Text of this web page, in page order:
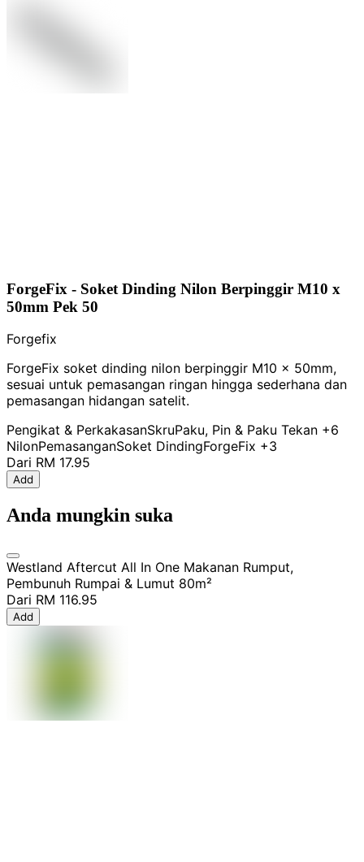
ForgeFix - Soket Dinding Nilon Berpinggir M10 x
50mm Pek 50
Forgefix
ForgeFix soket dinding nilon berpinggir M10 x 50mm,
sesuai untuk pemasangan ringan hingga sederhana dan
pemasangan hidangan satelit.
Pengikat & PerkakasanSkruPaku, Pin & Paku Tekan +6
NilonPemasanganSoket DindingForgeFix +3
Dari RM 17.95
Add
Anda mungkin suka
Westland Aftercut All In One Makanan Rumput,
Pembunuh Rumpai & Lumut 80m²
Dari RM 116.95
Add